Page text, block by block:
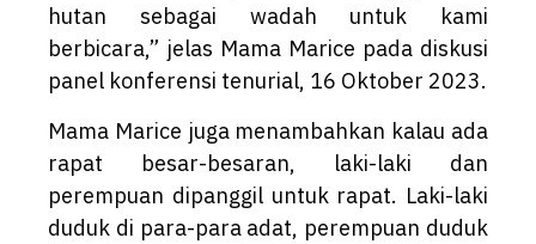
hutan sebagai wadah untuk kami
berbicara,” jelas Mama Marice pada diskusi
panel konferensi tenurial, 16 Oktober 2023.
Mama Marice juga menambahkan kalau ada
rapat besar-besaran, laki-laki dan
perempuan dipanggil untuk rapat. Laki-laki
duduk di para-para adat, perempuan duduk